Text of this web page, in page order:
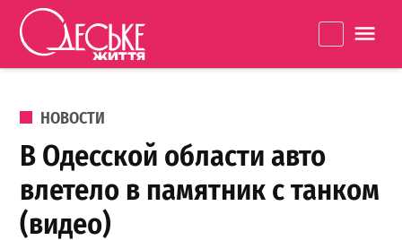
Перейти к содержанию
життя
ОПУБЛИКОВАНО В
НОВОСТИ
В Одесской области авто
влетело в памятник с танком
(видео)